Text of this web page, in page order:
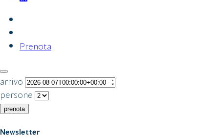
Prenota
arrivo
persone
prenota
Newsletter